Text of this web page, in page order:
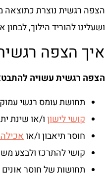
הצפה רגשית נוצרת כתוצאה
ושעלינו להוריד הילוך,
איך הצפה
הצפה רגשית עשויה
תחושת עומס רגשי
קושי לישוןו/או שינת
חוסר תיאבון ו/או
קושי להתרכז ולבצע
תחושות של חוסר